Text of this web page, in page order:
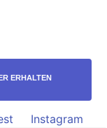
ERHALTEN
Instagram